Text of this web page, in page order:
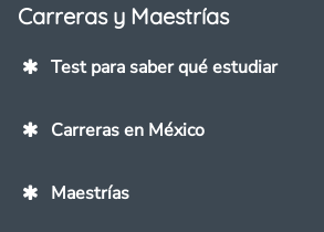
Carreras y Maestrías
Test para saber qué estudiar
Carreras en México
Maestrías